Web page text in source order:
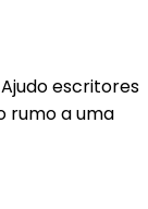
escritores
rumo a uma